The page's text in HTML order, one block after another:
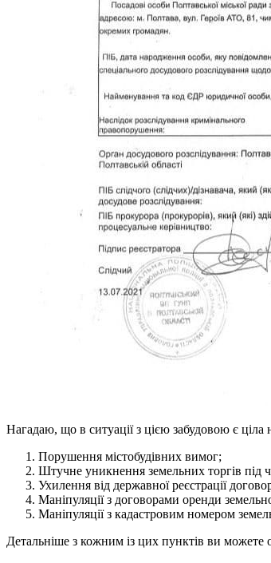
Нагадаю, що в ситуації з цією забудовою є
Порушення містобудівних вимог;
Штучне уникнення земельних торгів під
Ухилення від державної реєстрації
Маніпуляції з договорами оренди
Маніпуляції з кадастровим номером
Детальніше з кожним із цих пунктів ви можете